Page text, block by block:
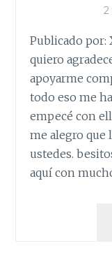
Publicado por:
quiero
apoyarme
todo eso me
empecé con
me alegro que
ustedes.
aquí con